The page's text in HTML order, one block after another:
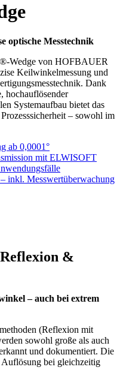
optische Messtechnik
Wedge von HOFBAUER
Keilwinkelmessung und
Dank
hochauflösender
Systemaufbau bietet das
– sowohl im
ab 0,0001°
mit ELWISOFT
inkl. Messwertüberwachung
&
– auch bei extrem
(Reflexion mit
sowohl große als auch
und dokumentiert. Die
bei gleichzeitig